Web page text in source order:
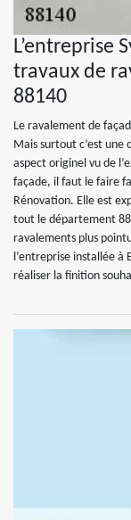
L’entreprise
travaux de
88140
Le ravalement de
Mais surtout c’est une
aspect originel vu de
façade, il faut le faire
Rénovation. Elle est
tout le département
ravalements plus
l’entreprise installée à
réaliser la finition